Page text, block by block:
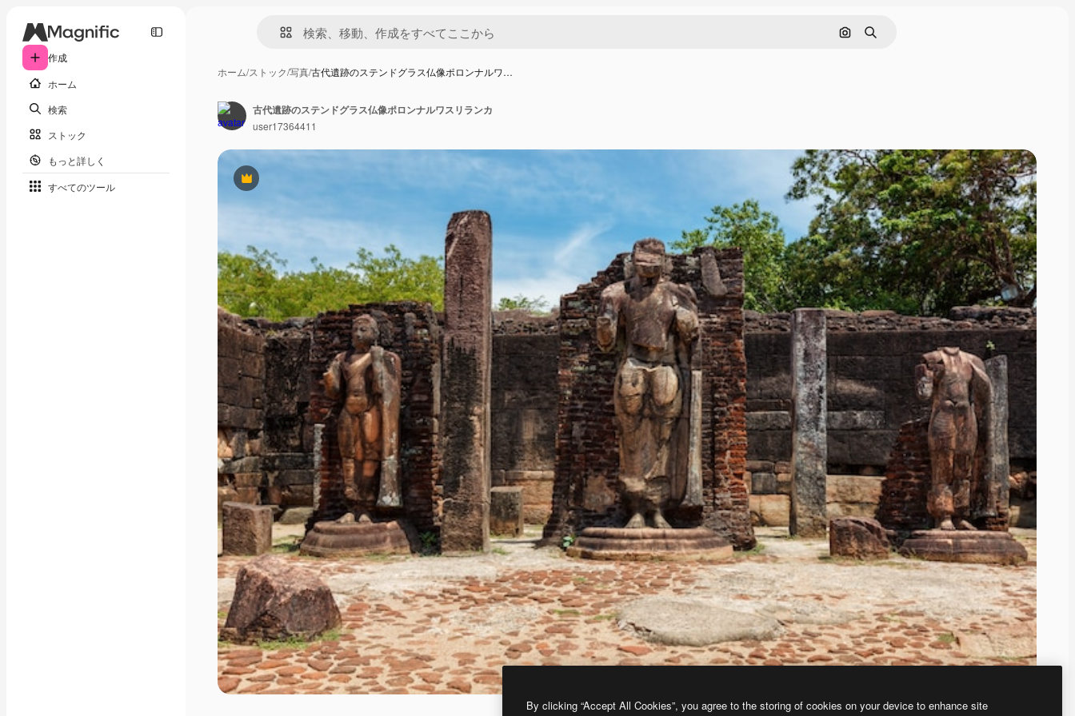
作成
ホーム
検索
ストック
もっと詳しく
すべてのツール
画像で検索
検索
ホーム/ストック/写真/古代遺跡のステンドグラス仏像ポロンナルワ…
Premium
古代遺跡のステンドグラス仏像ポロンナルワスリランカ
user17364411
By clicking “Accept All Cookies”, you agree to the storing of cookies on your device to enhance site